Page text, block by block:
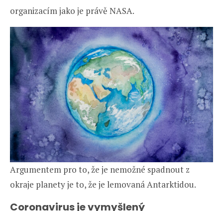
organizacím jako je právě NASA.
Argumentem pro to, že je nemožné spadnout z
okraje planety je to, že je lemovaná Antarktidou.
Coronavirus je vymyšlený